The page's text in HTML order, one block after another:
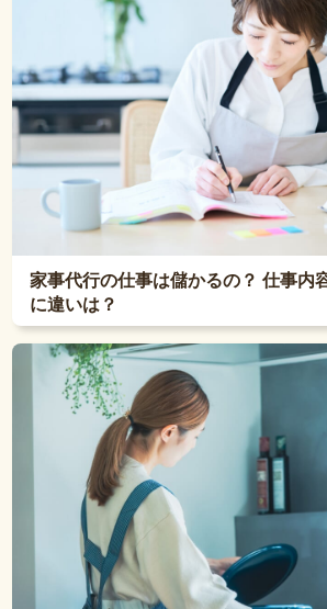
家事代行の仕事は儲かるの？ 仕事内
に違いは？